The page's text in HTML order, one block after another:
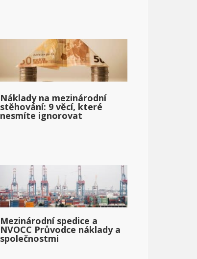
Náklady na mezinárodní
stěhování: 9 věcí, které
nesmíte ignorovat
Mezinárodní spedice a
NVOCC Průvodce náklady a
společnostmi